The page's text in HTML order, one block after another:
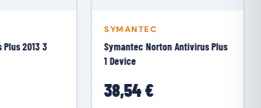
2013 3
SYMANTEC
Symantec Norton Antivirus Plus
1 Device
38,54 €